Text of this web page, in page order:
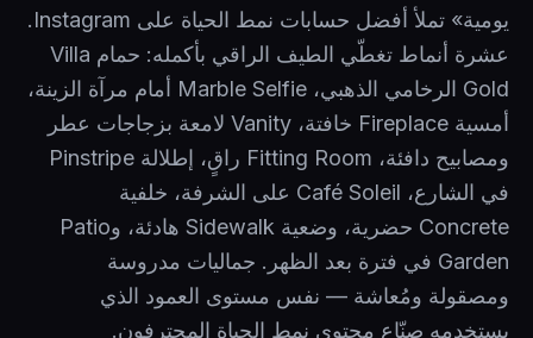
يومية» تملأ أفضل حسابات نمط الحياة على Instagram.
عشرة أنماط تغطّي الطيف الراقي بأكمله: حمام Villa
Gold الرخامي الذهبي، Marble Selfie أمام مرآة الزينة،
أمسية Fireplace خافتة، Vanity لامعة بزجاجات عطر
ومصابيح دافئة، Fitting Room راقٍ، إطلالة Pinstripe
في الشارع، Café Soleil على الشرفة، خلفية
Concrete حضرية، وضعية Sidewalk هادئة، وPatio
Garden في فترة بعد الظهر. جماليات مدروسة
ومصقولة ومُعاشة — نفس مستوى العمود الذي
يستخدمه صنّاع محتوى نمط الحياة المحترفون.